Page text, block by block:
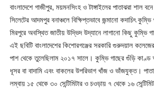
বাংলাদেশে গাজীপুর, ময়মনসিংহ ও টাঙ্গাইলের পাতাঝরা শাল
সিলেটের আদমপুর বনাঞ্চলে বিক্ষিপ্তভাবে জন্মানো কদাচিৎ
মিরপুরে অবস্থিত জাতীয় উদ্ভিদ উদ্যানে লাগানো কিছু কুম্ভি
এই ছবিটি বাংলাদেশের কিশোরগঞ্জের সরকারি গুরুদয়াল কলেজের
পাশ থেকে তুলেছিলাম ২০১৭ সালে। কুম্ভি গাছের গুঁড়ি কাণ্ড
ধূসর বা বাদামি এবং বাকলের উপরিভাগ খাঁজ ও ভাঁজযুক্ত।
লম্বায় ১৫ থেকে ৩০ সেন্টিমিটার ও চওড়ায় ৭ থেকে ১৬